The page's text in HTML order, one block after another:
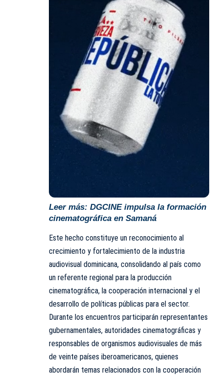
Leer más: DGCINE impulsa la formación
cinematográfica en Samaná
Este hecho constituye un reconocimiento al
crecimiento y fortalecimiento de la industria
audiovisual dominicana, consolidando al país como
un referente regional para la producción
cinematográfica, la cooperación internacional y el
desarrollo de políticas públicas para el sector.
Durante los encuentros participarán representantes
gubernamentales, autoridades cinematográficas y
responsables de organismos audiovisuales de más
de veinte países iberoamericanos, quienes
abordarán temas relacionados con la cooperación